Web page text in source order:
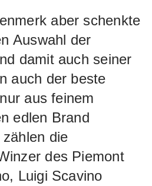
aber schenkte
Auswahl der
damit auch seiner
auch der beste
aus feinem
edlen Brand
die
des Piemont
Luigi Scavino